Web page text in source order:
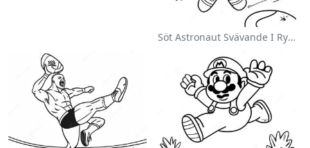
Söt Astronaut Svävande I Rymden Målarbild